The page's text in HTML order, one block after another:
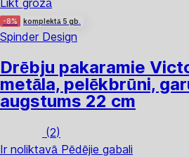
Likt grozā
-8% komplektā 5 gb.
Spinder Design
Drēbju pakaramie
metāla, pelēkbrūni,
augstums 22 cm
(2)
Ir noliktavā Pēdējie gabali